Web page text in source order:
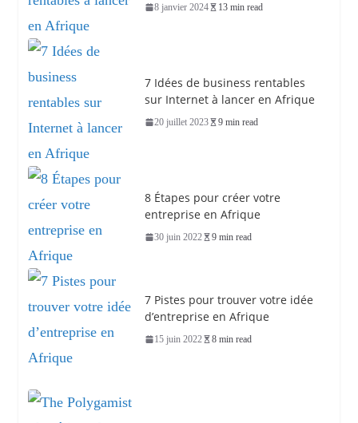
8 janvier 2024 13 min read
7 Idées de business rentables
sur Internet à lancer en Afrique
20 juillet 2023 9 min read
8 Étapes pour créer votre
entreprise en Afrique
30 juin 2022 9 min read
7 Pistes pour trouver votre idée
d’entreprise en Afrique
15 juin 2022 8 min read